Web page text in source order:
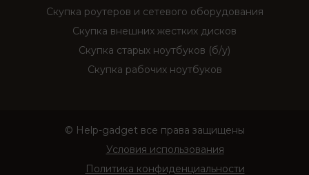
Скупка роутеров и сетевого оборудования
Скупка внешних жестких дисков
Скупка старых ноутбуков (б/у)
Скупка рабочих ноутбуков
© Help-gadget все права защищены
Условия использования
Политика конфиденциальности